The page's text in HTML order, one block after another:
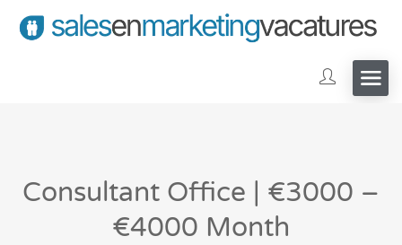
Consultant Office | €3000 –
€4000 Month